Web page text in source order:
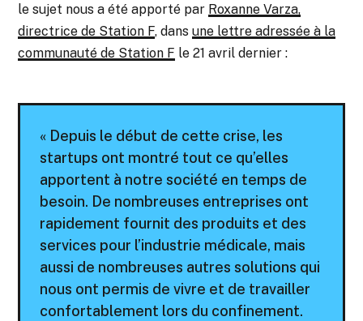
le sujet nous a été apporté par Roxanne Varza,
directrice de Station F, dansune lettre adressée à la
communauté de Station F le 21 avril dernier :
« Depuis le début de cette crise, les
startups ont montré tout ce qu’elles
apportent à notre société en temps de
besoin. De nombreuses entreprises ont
rapidement fournit des produits et des
services pour l’industrie médicale, mais
aussi de nombreuses autres solutions qui
nous ont permis de vivre et de travailler
confortablement lors du confinement.